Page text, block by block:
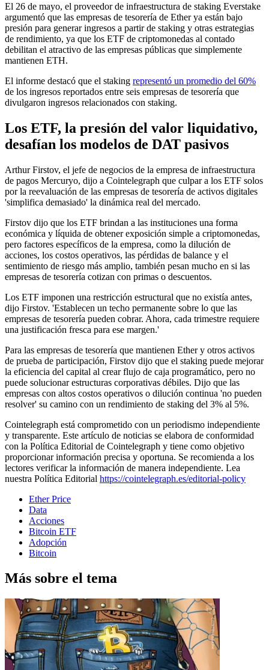
El 26 de mayo, el proveedor de infraestructura de staking Everstake
argumentó que las empresas de tesorería de Ether ya están bajo
presión para generar ingresos a partir de staking y otras estrategias
de rendimiento, ya que los ETF de criptomonedas al contado
debilitan el atractivo de las empresas públicas que simplemente
mantienen ETH.
El informe destacó que el staking representó un promedio del 60%
de los ingresos reportados entre seis empresas de tesorería que
divulgaron ingresos relacionados con staking.
Los ETF, la presión del valor liquidativo,
desafían los modelos de DAT pasivos
Arthur Firstov, el jefe de negocios de la empresa de infraestructura
de pagos Mercuryo, dijo a Cointelegraph que culpar a los ETF solos
por la reevaluación de las empresas de tesorería de activos digitales
'simplifica demasiado' la dinámica real del mercado.
Firstov dijo que los ETF brindan a las instituciones una forma
económica y líquida de obtener exposición simple a criptomonedas,
pero factores específicos de la empresa, como la dilución de
acciones, los costos operativos, las pérdidas de balance y el
sentimiento de riesgo más amplio, también pesan mucho en si las
empresas de tesorería cotizan con primas o descuentos.
Los ETF imponen una restricción estructural que no existía antes,
dijo Firstov. 'Establecen un techo permanente sobre lo que las
empresas de tesorería pueden cobrar. Ahora, cada trimestre requiere
una justificación fresca para ese margen.'
Para las empresas de tesorería que mantienen Ether y otros activos
de prueba de participación, Firstov dijo que el staking puede mejorar
la eficiencia del capital al crear flujo de caja programático, pero no
puede solucionar estructuras corporativas débiles. Dijo que las
empresas con altos costos operativos o dilución continua 'no pueden
resolver' su camino con un rendimiento de staking del 3% al 5%.
Cointelegraph está comprometido con un periodismo independiente
y transparente. Este artículo de noticias se elabora de conformidad
con la Política Editorial de Cointelegraph y tiene como objetivo
proporcionar información precisa y oportuna. Se recomienda a los
lectores verificar la información de manera independiente. Lea
nuestra Política Editorial https://cointelegraph.es/editorial-policy
Ether Price
Data
Acciones
Bitcoin ETF
Adopción
Bitcoin
Más sobre el tema